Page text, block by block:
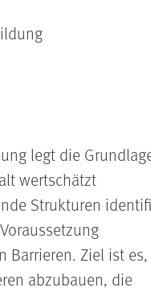
legt die
wertschätzt
Strukturen
Barrieren. Ziel ist es,
abzubauen, die